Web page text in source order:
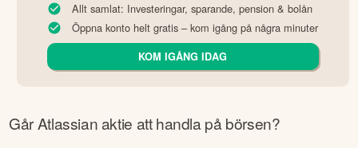
Allt samlat: Investeringar, sparande, pension & bolån
Öppna konto helt gratis – kom igång på några minuter
KOM IGÅNG IDAG
GårAtlassianaktie att handla på börsen?